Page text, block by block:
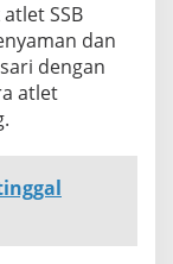
SSB
dan
dengan
atlet